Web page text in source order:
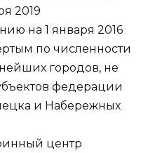
2019
на 1 января 2016
по численности
городов, не
федерации
и Набережных
центр